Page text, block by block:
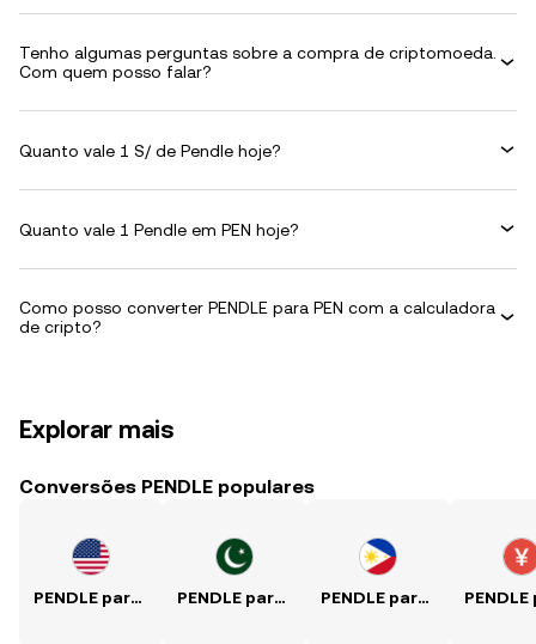
Tenho algumas perguntas sobre a compra de criptomoeda.
Com quem posso falar?
Quanto vale 1 S/ de Pendle hoje?
Quanto vale 1 Pendle em PEN hoje?
Como posso converter PENDLE para PEN com a calculadora
de cripto?
Explorar mais
Conversões PENDLE populares
PENDLE para USD PENDLE para PKR PENDLE para PHP